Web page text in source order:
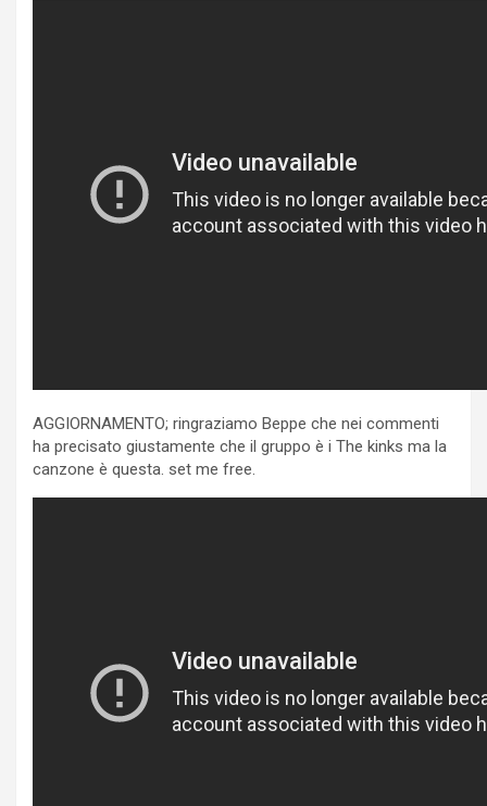
AGGIORNAMENTO; ringraziamo Beppe che nei commenti
ha precisato giustamente che il gruppo è i The kinks ma la
canzone è questa. set me free.